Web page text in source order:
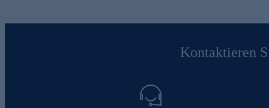
Kontaktieren